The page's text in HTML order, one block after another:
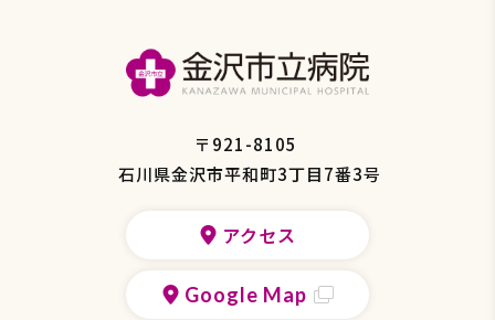
〒921-8105
石川県金沢市平和町3丁目7番3号
アクセス
Google Map